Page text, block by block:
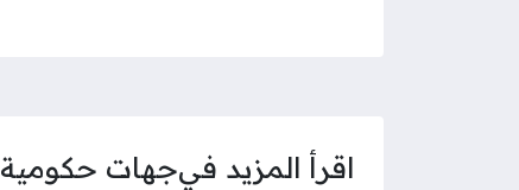
اقرأ المزيد فيجهات حكومية